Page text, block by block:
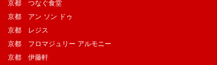
京都 つなぐ食堂
京都 アン ソン ドゥ
京都 レジス
京都 フロマジュリー アルモニー
京都 伊藤軒